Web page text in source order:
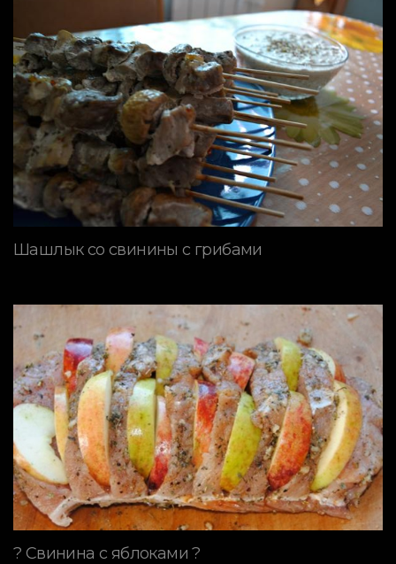
Шашлык со свинины с грибами
? Свинина с яблоками ?